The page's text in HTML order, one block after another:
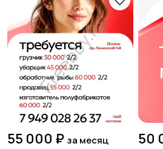
55 000 ₽ за месяц 50